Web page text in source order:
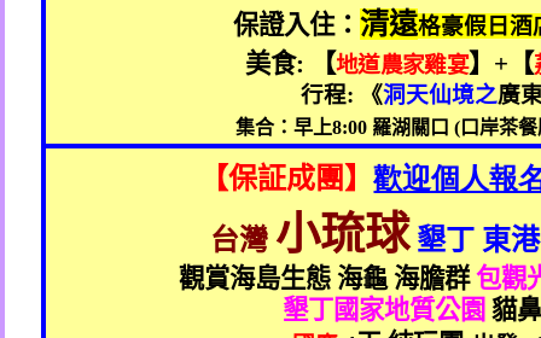
保證入住： 清遠格豪假日酒
美食: 【地道農家雞宴】 + 【
行程: 《洞天仙境之廣
集合：早上8:00 羅湖關口 (口岸茶
【保証成團】歡迎個人報
台灣 小琉球墾丁 東
觀賞海島生態 海龜 海膽群包觀
墾丁國家地質公園 貓